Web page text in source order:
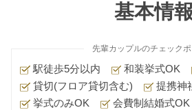
基本情報
先輩カップルのチェックポ
駅徒歩5分以内 和装挙式OK
貸切(フロア貸切含む)
提携神
挙式のみOK
会費制結婚式OK